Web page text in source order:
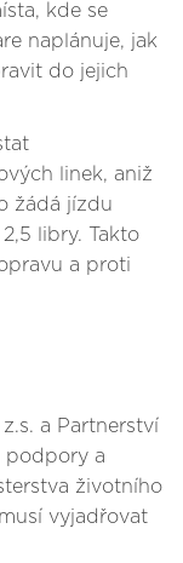
kde se
naplánuje, jak
do jejich
linek, aniž
žádá jízdu
libry. Takto
a proti
a Partnerství
podpory a
životního
vyjadřovat